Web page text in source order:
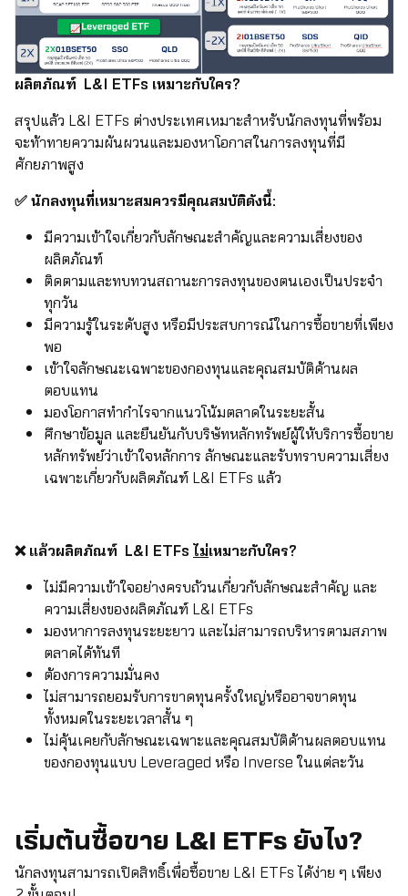
ผลิตภัณฑ์ L&I ETFs เหมาะกับใคร?
สรุปแล้ว L&I ETFs ต่างประเทศเหมาะสำหรับนักลงทุนที่พร้อม
จะท้าทายความผันผวนและมองหาโอกาสในการลงทุนที่มี
ศักยภาพสูง
✅ นักลงทุนที่เหมาะสมควรมีคุณสมบัติดังนี้:
มีความเข้าใจเกี่ยวกับลักษณะสำคัญและความเสี่ยงของ
ผลิตภัณฑ์
ติดตามและทบทวนสถานะการลงทุนของตนเองเป็นประจำ
ทุกวัน
มีความรู้ในระดับสูง หรือมีประสบการณ์ในการซื้อขายที่เพียง
พอ
เข้าใจลักษณะเฉพาะของกองทุนและคุณสมบัติด้านผล
ตอบแทน
มองโอกาสทำกำไรจากแนวโน้มตลาดในระยะสั้น
ศึกษาข้อมูล และยืนยันกับบริษัทหลักทรัพย์ผู้ให้บริการซื้อขาย
หลักทรัพย์ว่าเข้าใจหลักการ ลักษณะและรับทราบความเสี่ยง
เฉพาะเกี่ยวกับผลิตภัณฑ์ L&I ETFs แล้ว
❌ แล้วผลิตภัณฑ์ L&I ETFsไม่เหมาะกับใคร?
ไม่มีความเข้าใจอย่างครบถ้วนเกี่ยวกับลักษณะสำคัญ และ
ความเสี่ยงของผลิตภัณฑ์ L&I ETFs
มองหาการลงทุนระยะยาว และไม่สามารถบริหารตามสภาพ
ตลาดได้ทันที
ต้องการความมั่นคง
ไม่สามารถยอมรับการขาดทุนครั้งใหญ่หรืออาจขาดทุน
ทั้งหมดในระยะเวลาสั้น ๆ
ไม่คุ้นเคยกับลักษณะเฉพาะและคุณสมบัติด้านผลตอบแทน
ของกองทุนแบบ Leveraged หรือ Inverse ในแต่ละวัน
เริ่มต้นซื้อขาย L&I ETFs ยังไง?
นักลงทุนสามารถเปิดสิทธิ์เพื่อซื้อขาย L&I ETFs ได้ง่าย ๆ เพียง